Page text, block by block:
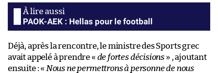
PAOK-AEK : Hellas pour le football
Déjà, après la rencontre, le ministre des Sports grec
avait appelé à prendre « de fortes décisions » , ajoutant
ensuite : « Nous ne permettrons à personne de nous